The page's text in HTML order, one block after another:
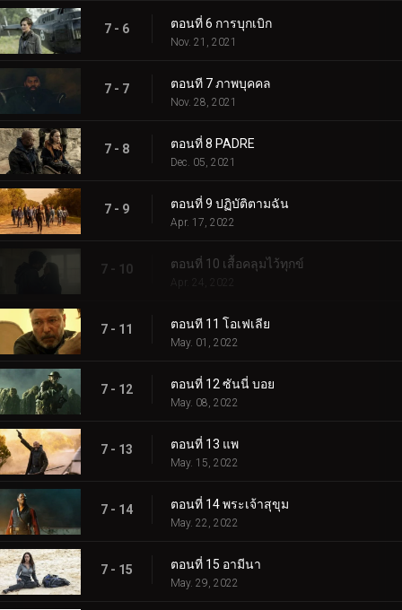
7 - 6 ตอนที่ 6 การบุกเบิก
Nov. 21, 2021
7 - 7 ตอนที 7 ภาพบุคคล
Nov. 28, 2021
7 - 8 ตอนที่ 8 PADRE
Dec. 05, 2021
7 - 9 ตอนที่ 9 ปฏิบัติตามฉัน
Apr. 17, 2022
7 - 10 ตอนที่ 10 เสื้อคลุมไว้ทุกข์
Apr. 24, 2022
7 - 11 ตอนที 11 โอเฟเลีย
May. 01, 2022
7 - 12 ตอนที่ 12 ซันนี่ บอย
May. 08, 2022
7 - 13 ตอนที่ 13 แพ
May. 15, 2022
7 - 14 ตอนที่ 14 พระเจ้าสุขุม
May. 22, 2022
7 - 15 ตอนที่ 15 อามีนา
May. 29, 2022